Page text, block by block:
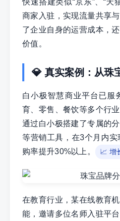
快速搭建类似“京东”、“天
商家入驻，实现流量共享
了企业自身的运营成本，
价值。
💎 真实案例：从珠
白小极智慧商业平台已服
育、零售、餐饮等多个行
通过白小极搭建了专属的
等营销工具，在3个月内实
购率提升30%以上。
📈 增
在教育行业，某在线教育
能，邀请多位名师入驻平